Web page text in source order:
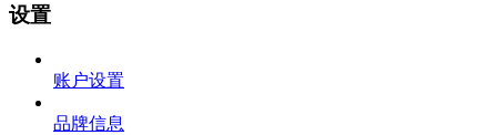
设置
账户设置
品牌信息